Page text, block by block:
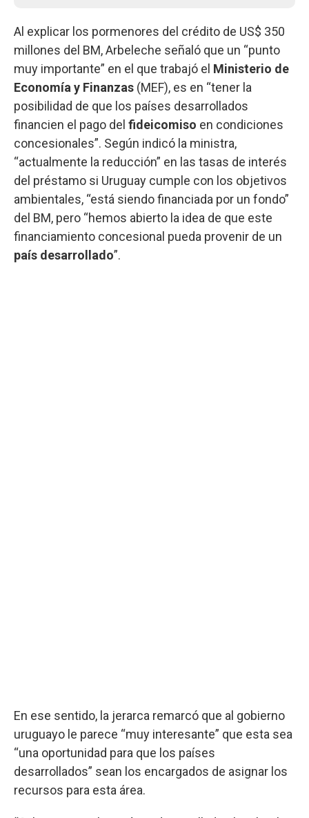
Al explicar los pormenores del crédito de US$ 350
millones del BM, Arbeleche señaló que un “punto
muy importante” en el que trabajó el Ministerio de
Economía y Finanzas (MEF), es en “tener la
posibilidad de que los países desarrollados
financien el pago del fideicomiso en condiciones
concesionales”. Según indicó la ministra,
“actualmente la reducción” en las tasas de interés
del préstamo si Uruguay cumple con los objetivos
ambientales, “está siendo financiada por un fondo”
del BM, pero “hemos abierto la idea de que este
financiamiento concesional pueda provenir de un
país desarrollado”.
En ese sentido, la jerarca remarcó que al gobierno
uruguayo le parece “muy interesante” que esta sea
“una oportunidad para que los países
desarrollados” sean los encargados de asignar los
recursos para esta área.